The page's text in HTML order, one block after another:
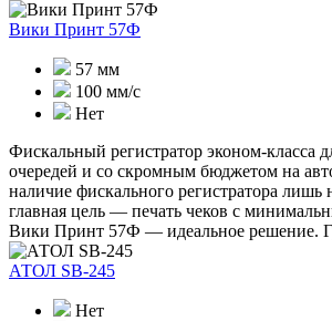
Вики Принт 57Ф
57 мм
100 мм/с
Нет
Фискальный регистратор эконом-класса
очередей и со скромным бюджетом на
наличие фискального регистратора лишь
главная цель — печать чеков с
Вики Принт 57Ф — идеальное решение.
АТОЛ SB-245
Нет